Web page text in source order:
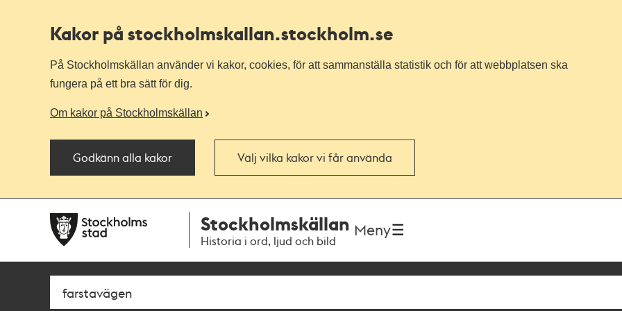
Kakor på stockholmskallan.stockholm.se
På Stockholmskällan använder vi kakor, cookies, för att sammanställa statistik och för att webbplatsen ska
fungera på ett bra sätt för dig.
Om kakor på Stockholmskällan
Godkänn alla kakor Välj vilka kakor vi får använda
navigationen
huvudinnehållet
Stockholmskällan
Historia i ord, ljud och bild
Meny
Sök